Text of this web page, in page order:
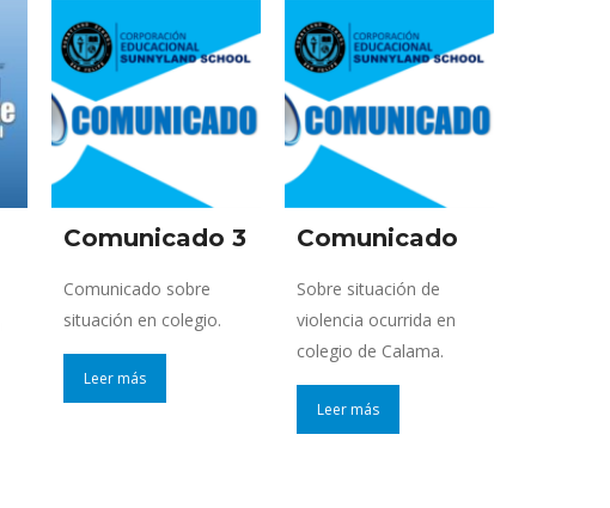
Comunicado 3
Comunicado sobre
situación en colegio.
Leer más
Comunicado
Sobre situación de
violencia ocurrida en
colegio de Calama.
Leer más